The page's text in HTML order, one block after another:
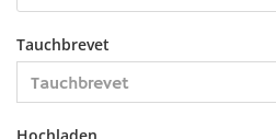
Tauchbrevet